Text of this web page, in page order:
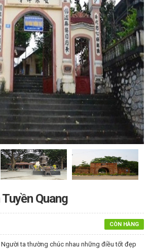
Quang
CÒN HÀNG
Người ta thường chúc nhau những điều tốt đẹp